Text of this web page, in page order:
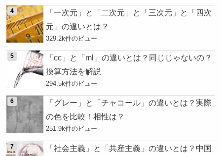
「一次元」と「二次元」と「三次元」と「四次
元」の違いとは？
329.2k件のビュー
「cc」と「ml」の違いとは？同じじゃないの？
換算方法を解説
294.5k件のビュー
「グレー」と「チャコール」の違いとは？実際
の色を比較！相性は？
251.9k件のビュー
「社会主義」と「共産主義」の違いとは？中国